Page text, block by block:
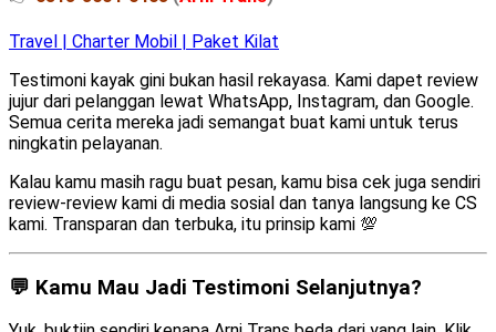
Travel | Charter Mobil | Paket Kilat
Testimoni kayak gini bukan hasil rekayasa. Kami dapet review
jujur dari pelanggan lewat WhatsApp, Instagram, dan Google.
Semua cerita mereka jadi semangat buat kami untuk terus
ningkatin pelayanan.
Kalau kamu masih ragu buat pesan, kamu bisa cek juga sendiri
review-review kami di media sosial dan tanya langsung ke CS
kami. Transparan dan terbuka, itu prinsip kami 💯
💬 Kamu Mau Jadi Testimoni Selanjutnya?